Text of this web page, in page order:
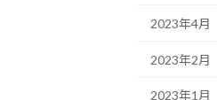
2023年4月
2023年2月
2023年1月